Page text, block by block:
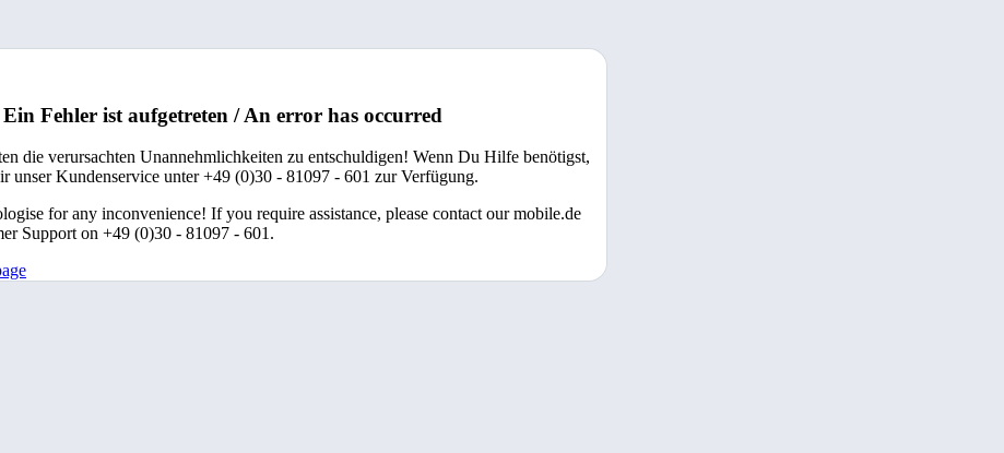
Ein Fehler ist aufgetreten / An error has occurred
die verursachten Unannehmlichkeiten zu entschuldigen! Wenn Du Hilfe benötigst,
unser Kundenservice unter +49 (0)30 - 81097 - 601 zur Verfügung.
for any inconvenience! If you require assistance, please contact our mobile.de
Support on +49 (0)30 - 81097 - 601.